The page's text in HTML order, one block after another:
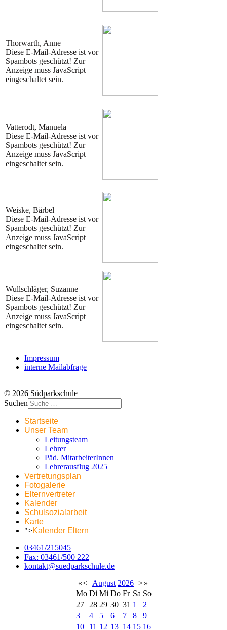
Thorwarth, Anne
Diese E-Mail-Adresse ist vor
Spambots geschützt! Zur
Anzeige muss JavaScript
eingeschaltet sein.
Vatterodt, Manuela
Diese E-Mail-Adresse ist vor
Spambots geschützt! Zur
Anzeige muss JavaScript
eingeschaltet sein.
Weiske, Bärbel
Diese E-Mail-Adresse ist vor
Spambots geschützt! Zur
Anzeige muss JavaScript
eingeschaltet sein.
Wullschläger, Suzanne
Diese E-Mail-Adresse ist vor
Spambots geschützt! Zur
Anzeige muss JavaScript
eingeschaltet sein.
Impressum
interne Mailabfrage
© 2026 Südparkschule
Suchen
Startseite
Unser Team
Leitungsteam
Lehrer
Päd. MitarbeiterInnen
Lehrerausflug 2025
Vertretungsplan
Fotogalerie
Elternvertreter
Kalender
Schulsozialarbeit
Karte
">Kalender Eltern
03461/215045
Fax: 03461/500 222
kontakt@suedparkschule.de
«< August 2026 >»
Mo Di Mi Do Fr Sa So
27
28 29 30 31 1
2
3
4 5 6 7 8
9
10
11 12 13 14 15 16